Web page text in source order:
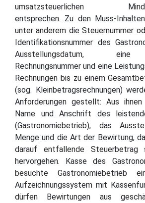
umsatzsteuerlichen
entsprechen. Zu den Muss-
unter anderem die Steuernummer
Identifikationsnummer des
Ausstellungsdatum,
Rechnungsnummer und eine
Rechnungen bis zu einem
(sog. Kleinbetragsrechnungen)
Anforderungen gestellt: Aus
Name und Anschrift des
(Gastronomiebetrieb), das
Menge und die Art der Bewirtung,
darauf entfallende Steuerbetrag
hervorgehen. Kasse des
besuchte Gastronomiebetrieb
Aufzeichnungssystem mit
dürfen Bewirtungen aus